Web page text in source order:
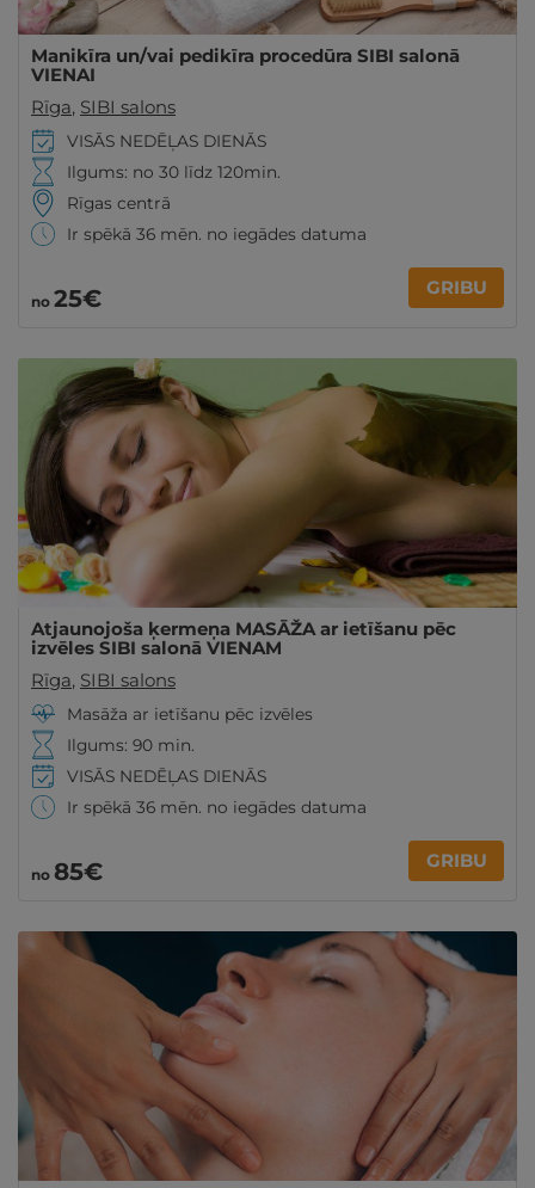
Manikīra un/vai pedikīra procedūra SIBI salonā
VIENAI
Rīga, SIBI salons
VISĀS NEDĒĻAS DIENĀS
Ilgums: no 30 līdz 120min.
Rīgas centrā
Ir spēkā 36 mēn. no iegādes datuma
no 25€ GRIBU
Atjaunojoša ķermeņa MASĀŽA ar ietīšanu pēc
izvēles SIBI salonā VIENAM
Rīga, SIBI salons
Masāža ar ietīšanu pēc izvēles
Ilgums: 90 min.
VISĀS NEDĒĻAS DIENĀS
Ir spēkā 36 mēn. no iegādes datuma
no 85€ GRIBU